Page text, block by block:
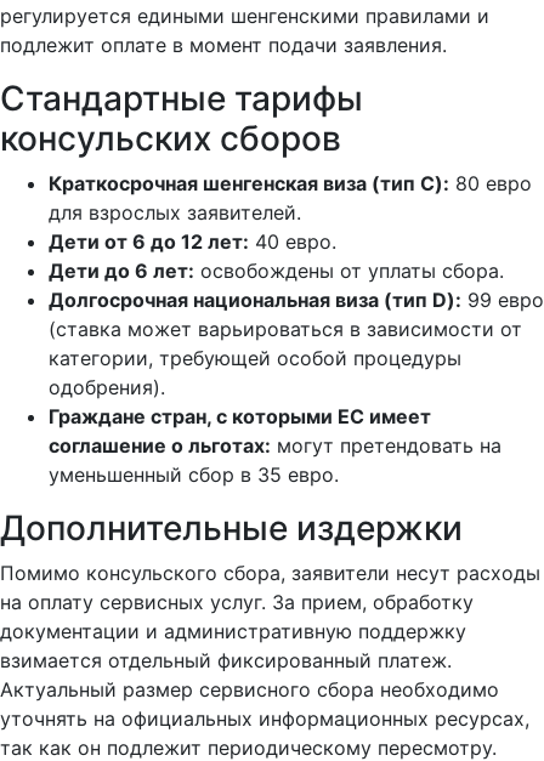
регулируется едиными шенгенскими правилами и
подлежит оплате в момент подачи заявления.
Стандартные тарифы
консульских сборов
Краткосрочная шенгенская виза (тип C): 80 евро
для взрослых заявителей.
Дети от 6 до 12 лет: 40 евро.
Дети до 6 лет: освобождены от уплаты сбора.
Долгосрочная национальная виза (тип D): 99 евро
(ставка может варьироваться в зависимости от
категории, требующей особой процедуры
одобрения).
Граждане стран, с которыми ЕС имеет
соглашение о льготах: могут претендовать на
уменьшенный сбор в 35 евро.
Дополнительные издержки
Помимо консульского сбора, заявители несут расходы
на оплату сервисных услуг. За прием, обработку
документации и административную поддержку
взимается отдельный фиксированный платеж.
Актуальный размер сервисного сбора необходимо
уточнять на официальных информационных ресурсах,
так как он подлежит периодическому пересмотру.